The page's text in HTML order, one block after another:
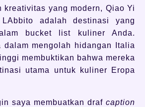
kreativitas yang modern, Qiao Yi
adalah destinasi yang
bucket list kuliner Anda.
dalam mengolah hidangan Italia
membuktikan bahwa mereka
utama untuk kuliner Eropa
saya membuatkan draf caption